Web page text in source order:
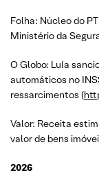
Folha: Núcleo do
Ministério da
O Globo: Lula
automáticos no
ressarcimentos (
Valor: Receita
valor de bens
2026